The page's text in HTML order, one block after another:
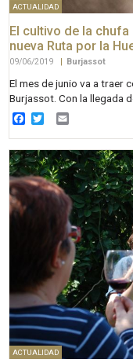
ACTUALIDAD
El cultivo de la
nueva Ruta por la
09/06/2019 Burjassot
El mes de junio va a traer
Burjassot. Con la llegada
Facebook
Twitter
ACTUALIDAD